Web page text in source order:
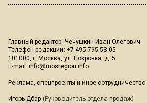
Главный редактор: Чечушкин Иван Олегович.
Телефон редакции: +7 495 795-53-05
101000, г. Москва, ул. Покровка, д. 5
E-mail: info@mosregion.info
Реклама, спецпроекты и иное сотрудничество:
Игорь Дбар (Руководитель отдела продаж)